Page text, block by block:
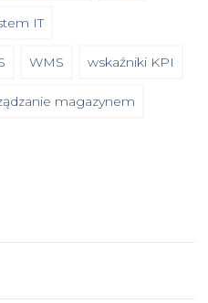
IT
WMS wskaźniki KPI
magazynem